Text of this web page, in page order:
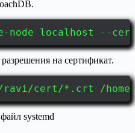
node localhost --
на сертификат.
ravi/cert/*.crt /
systemd